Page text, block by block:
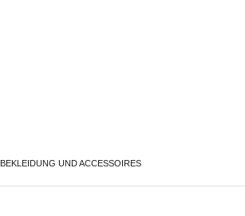
BEKLEIDUNG UND ACCESSOIRES